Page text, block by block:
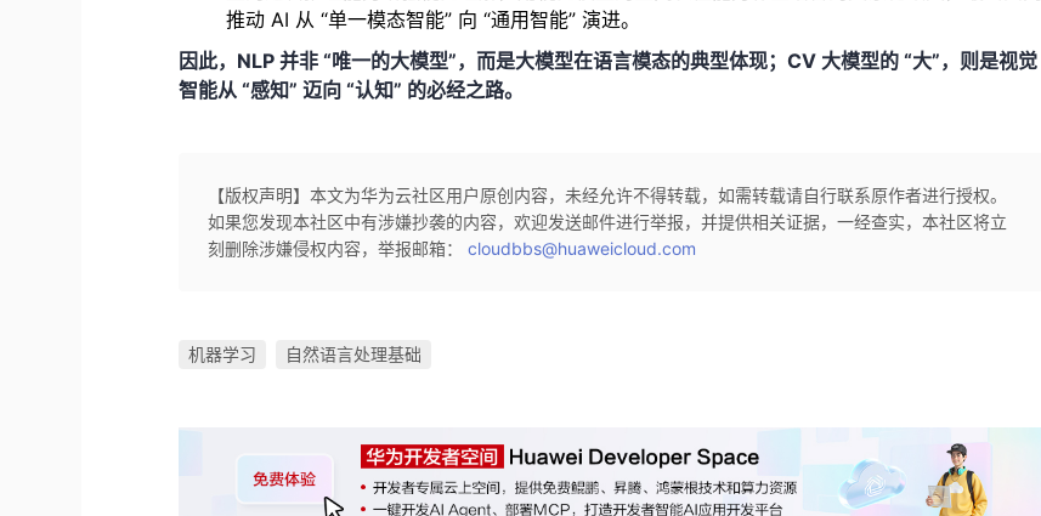
推动 AI 从 “单一模态智能” 向 “通用智能” 演进。
因此，NLP 并非 “唯一的大模型”，而是大模型在语言模态的典型体现；CV 大模型的 “大”，则是视觉
智能从 “感知” 迈向 “认知” 的必经之路。
【版权声明】本文为华为云社区用户原创内容，未经允许不得转载，如需转载请自行联系原作者进行授权。
如果您发现本社区中有涉嫌抄袭的内容，欢迎发送邮件进行举报，并提供相关证据，一经查实，本社区将立
刻删除涉嫌侵权内容，举报邮箱：cloudbbs@huaweicloud.com
机器学习 自然语言处理基础